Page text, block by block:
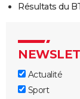
Résultats du
Actualité
Sport